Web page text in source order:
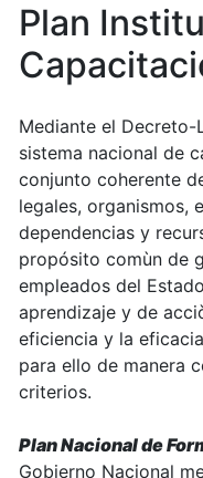
Plan
Mediante el Decreto-
sistema nacional de
conjunto coherente
legales, organismos,
dependencias y
propósito comùn de
empleados del
aprendizaje y de
eficiencia y la
para ello de manera
criterios.
Plan Nacional de
Gobierno Nacional